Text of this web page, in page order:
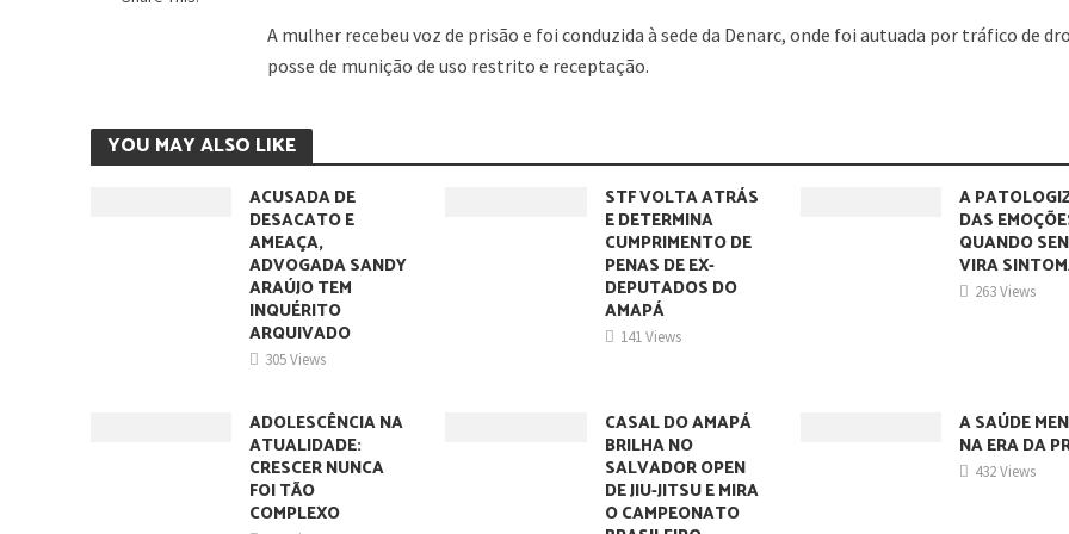
A mulher recebeu voz de prisão e foi conduzida à sede da Denarc, onde foi autuada por tráfico de
posse de munição de uso restrito e receptação.
YOU MAY ALSO LIKE
ACUSADA DE
DESACATO E
AMEAÇA,
ADVOGADA SANDY
ARAÚJO TEM
INQUÉRITO
ARQUIVADO
305 Views
STF VOLTA ATRÁS
E DETERMINA
CUMPRIMENTO DE
PENAS DE EX-
DEPUTADOS DO
AMAPÁ
141 Views
A
DAS
QUANDO
VIRA
263 Views
ADOLESCÊNCIA NA
ATUALIDADE:
CRESCER NUNCA
FOI TÃO
COMPLEXO
CASAL DO AMAPÁ
BRILHA NO
SALVADOR OPEN
DE JIU-JITSU E MIRA
O CAMPEONATO
A SAÚDE
NA ERA DA
432 Views